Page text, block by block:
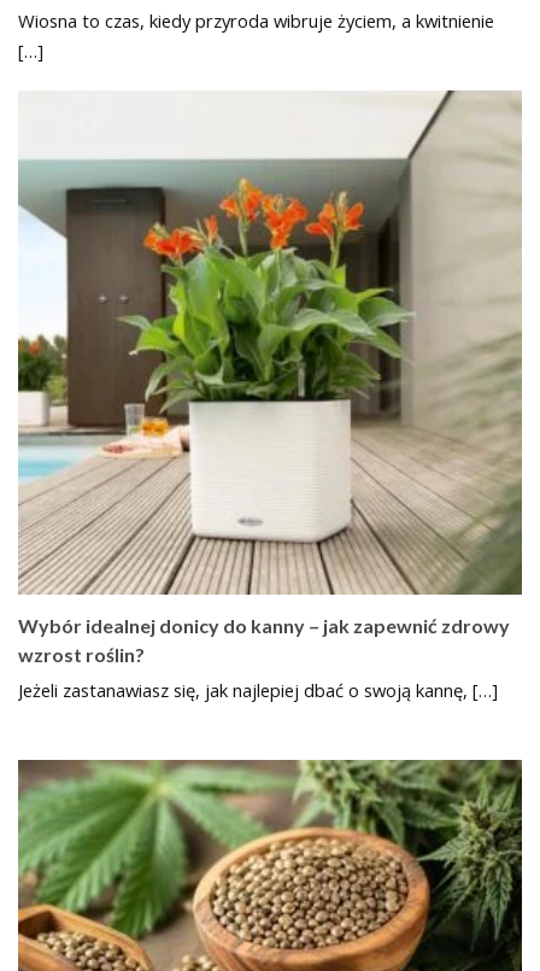
Wiosna to czas, kiedy przyroda wibruje życiem, a kwitnienie
[…]
Wybór idealnej donicy do kanny – jak zapewnić zdrowy
wzrost roślin?
Jeżeli zastanawiasz się, jak najlepiej dbać o swoją kannę, […]